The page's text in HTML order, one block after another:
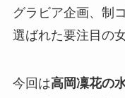
グラビア企画、 制
選ばれた要注目の
今回は高岡凜花の